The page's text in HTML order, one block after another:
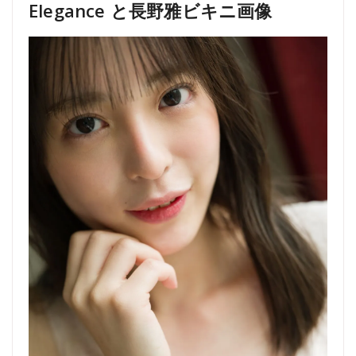
Elegance と長野雅ビキニ画像